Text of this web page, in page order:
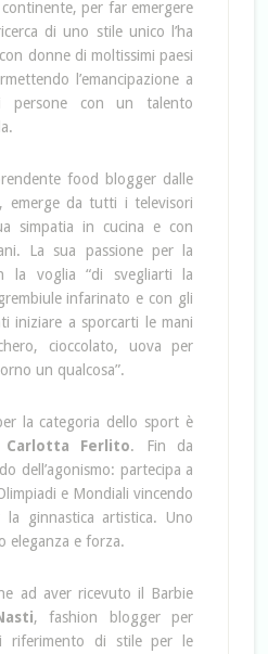
per far emergere
di uno stile unico l’ha
donne di moltissimi paesi
l’emancipazione a
persone con un talento
food blogger dalle
emerge da tutti i televisori
simpatia in cucina e con
La sua passione per la
la voglia “di svegliarti la
infarinato e con gli
iniziare a sporcarti le mani
cioccolato, uova per
un qualcosa”.
la categoria dello sport è
Carlotta Ferlito. Fin da
dell’agonismo: partecipa a
e Mondiali vincendo
la ginnastica artistica. Uno
eleganza e forza.
ad aver ricevuto il Barbie
, fashion blogger per
riferimento di stile per le